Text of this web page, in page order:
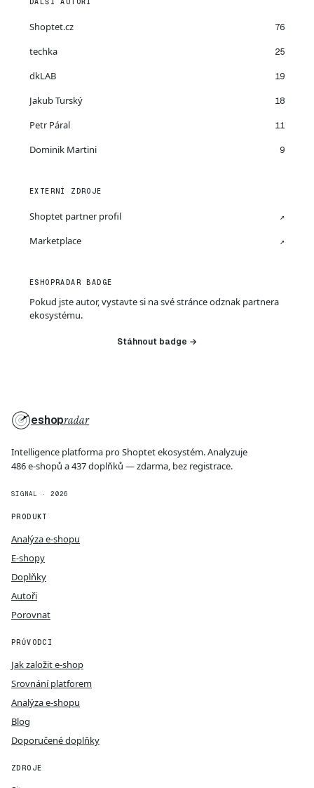
Shoptet.cz 76
techka 25
dkLAB 19
Jakub Turský 18
Petr Páral 11
Dominik Martini 9
EXTERNÍ ZDROJE
Shoptet partner profil ↗
Marketplace ↗
ESHOPRADAR BADGE
Pokud jste autor, vystavte si na své stránce odznak partnera
ekosystému.
Stáhnout badge →
eshopradar
Intelligence platforma pro Shoptet ekosystém. Analyzuje
486 e-shopů a 437 doplňků — zdarma, bez registrace.
SIGNAL · 2026
PRODUKT
Analýza e-shopu
E-shopy
Doplňky
Autoři
Porovnat
PRŮVODCI
Jak založit e-shop
Srovnání platforem
Analýza e-shopu
Blog
Doporučené doplňky
ZDROJE